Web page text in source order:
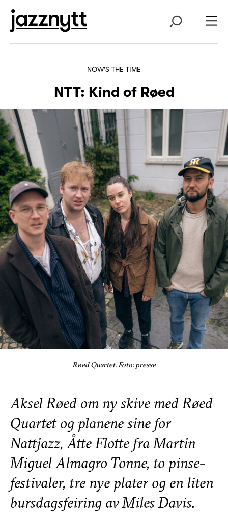
NOW'S THE TIME
NTT: Kind of Røed
Røed Quartet. Foto: presse
Aksel Røed om ny skive med Røed
Quartet og planene sine for
Nattjazz, Åtte Flotte fra Martin
Miguel Almagro Tonne, to pinse-
festivaler, tre nye plater og en liten
bursdagsfeiring av Miles Davis.